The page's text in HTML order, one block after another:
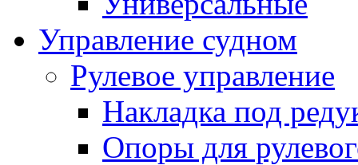
Управление судном
Рулевое управление
Накладка под
Опоры для